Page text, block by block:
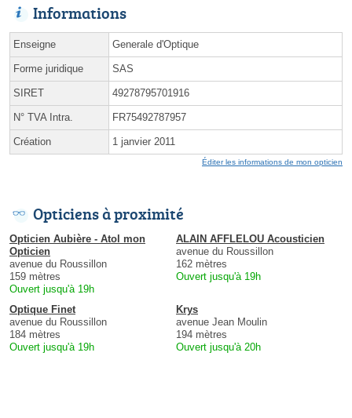
Informations
Enseigne Generale d'Optique
Forme juridique SAS
SIRET 49278795701916
N° TVA Intra. FR75492787957
Création 1 janvier 2011
Éditer les informations de mon opticien
Opticiens à proximité
Opticien Aubière - Atol mon
Opticien
avenue du Roussillon
159 mètres
Ouvert jusqu'à 19h
ALAIN AFFLELOU Acousticien
avenue du Roussillon
162 mètres
Ouvert jusqu'à 19h
Optique Finet
avenue du Roussillon
184 mètres
Ouvert jusqu'à 19h
Krys
avenue Jean Moulin
194 mètres
Ouvert jusqu'à 20h